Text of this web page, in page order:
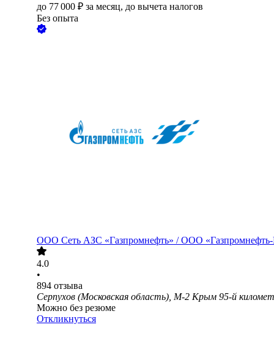
до 77 000 ₽ за месяц, до вычета налогов
Без опыта
ООО Сеть АЗС «Газпромнефть» / ООО
4.0
•
894 отзыва
Серпухов (Московская область), М-2 Крым 95-й
Можно без резюме
Откликнуться